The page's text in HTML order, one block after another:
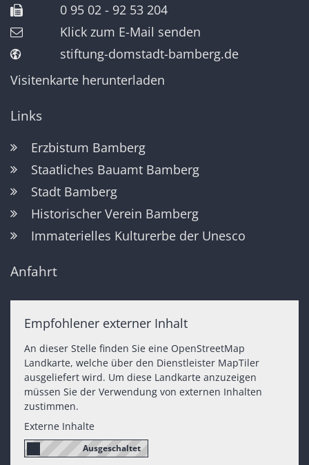
0 95 02 - 92 53 204
Klick zum E-Mail senden
stiftung-domstadt-bamberg.de
Visitenkarte herunterladen
Links
Erzbistum Bamberg
Staatliches Bauamt Bamberg
Stadt Bamberg
Historischer Verein Bamberg
Immaterielles Kulturerbe der Unesco
Anfahrt
Empfohlener externer Inhalt
An dieser Stelle finden Sie eine OpenStreetMap
Landkarte, welche über den Dienstleister MapTiler
ausgeliefert wird. Um diese Landkarte anzuzeigen
müssen Sie der Verwendung von externen Inhalten
zustimmen.
Externe Inhalte